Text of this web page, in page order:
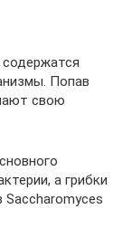
содержатся
Попав
свою
а грибки
Saccharomyces